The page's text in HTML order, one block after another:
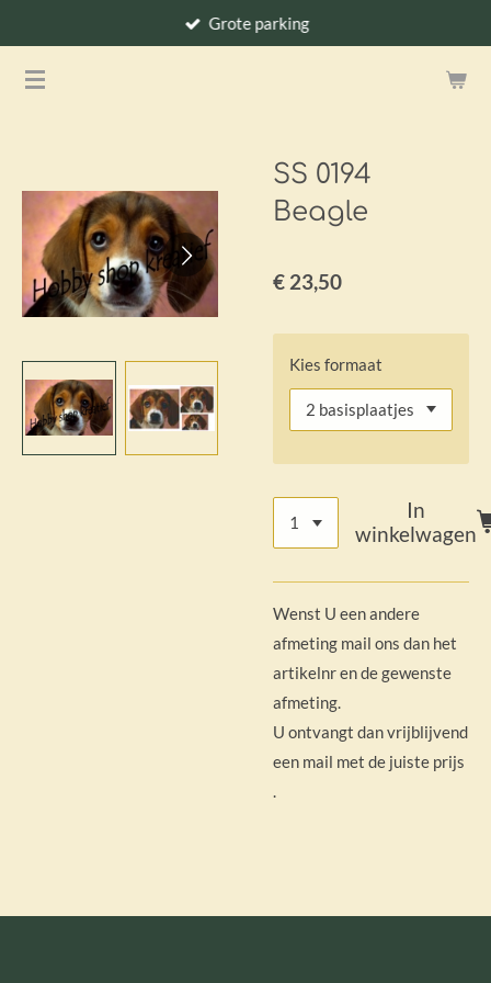
naar
Grote parking
SS 0194
Beagle
€ 23,50
Kies formaat
In
winkelwagen
Wenst U een andere
afmeting mail ons dan het
artikelnr en de gewenste
afmeting.
U ontvangt dan vrijblijvend
een mail met de juiste prijs
.